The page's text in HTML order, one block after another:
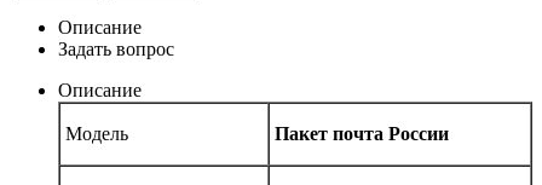
Описание
Задать вопрос
Описание
Модель Пакет почта России